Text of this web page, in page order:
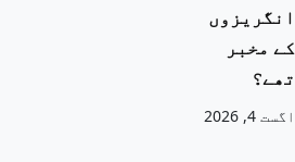
انگریزوں
کے مخبر
تھے؟
اگست 4, 2026